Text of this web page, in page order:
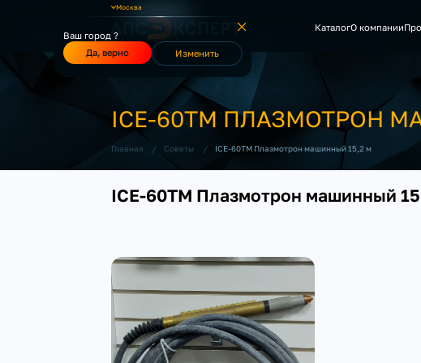
Москва
Ваш город ?
Да, верно
Изменить
КаталогО компании
ICE-60TM ПЛАЗМОТРОН
Главная / Советы / ICE-60TM Плазмотрон машинный 15,2 м
ICE-60TM Плазмотрон машинный